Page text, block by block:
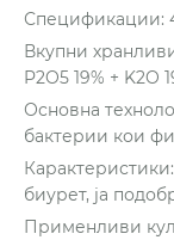
Спецификации:
Вкупни
P2O5 19% + K2O
Основна
бактерии кои
биурет, ја
Применливи